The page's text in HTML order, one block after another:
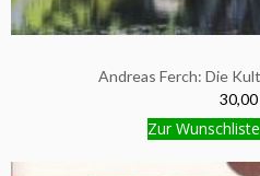
Andreas Ferch: Die
Zur